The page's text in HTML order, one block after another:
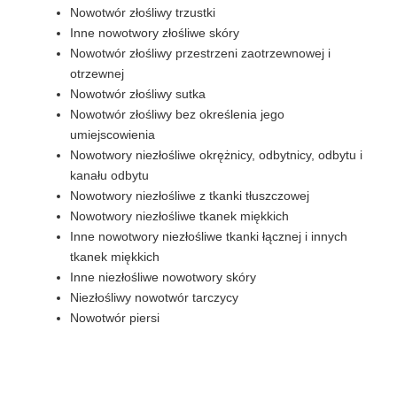
Nowotwór złośliwy trzustki
Inne nowotwory złośliwe skóry
Nowotwór złośliwy przestrzeni zaotrzewnowej i
otrzewnej
Nowotwór złośliwy sutka
Nowotwór złośliwy bez określenia jego
umiejscowienia
Nowotwory niezłośliwe okrężnicy, odbytnicy, odbytu i
kanału odbytu
Nowotwory niezłośliwe z tkanki tłuszczowej
Nowotwory niezłośliwe tkanek miękkich
Inne nowotwory niezłośliwe tkanki łącznej i innych
tkanek miękkich
Inne niezłośliwe nowotwory skóry
Niezłośliwy nowotwór tarczycy
Nowotwór piersi